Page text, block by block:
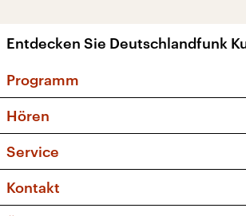
Entdecken Sie Deutschlandfunk
Programm
Sendungen und Podcasts
Musikliste
Kakadu – Das Kinderprogramm
Hören
Frequenzen (UKW + DAB+)
Service
FAQ
Apps
Kontakt